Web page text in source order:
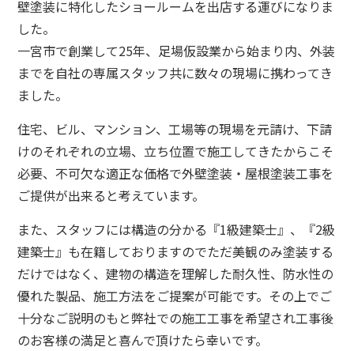
壁塗装に特化したショールームを出店する運びになりま
した。
一宮市で創業して25年、足場仮設業から始まり内、外装
までを自社の専属スタッフ共に数々の現場に携わってき
ました。
住宅、ビル、マンション、工場等の現場を元請け、下請
けのそれぞれの立場、立ち位置で施工してきたからこそ
必要、不可欠な適正な価格で外壁塗装・屋根塗装工事を
ご提供が出来ると考えています。
また、スタッフには構造の分かる『1級建築士』、『2級
建築士』も在籍しておりますのでただ美観のみ塗装する
だけではなく、建物の構造を理解した耐久性、防水性の
優れた製品、施工方法をご提案が可能です。 その上でご
十分なご説明のもと弊社での施工工事を希望され工事後
のお客様の満足と喜んで頂けたら幸いです。